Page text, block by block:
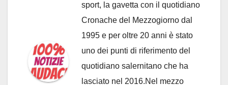
sport, la gavetta con il quotidiano
Cronache del Mezzogiorno dal
1995 e per oltre 20 anni è stato
uno dei punti di riferimento del
quotidiano salernitano che ha
lasciato nel 2016.Nel mezzo